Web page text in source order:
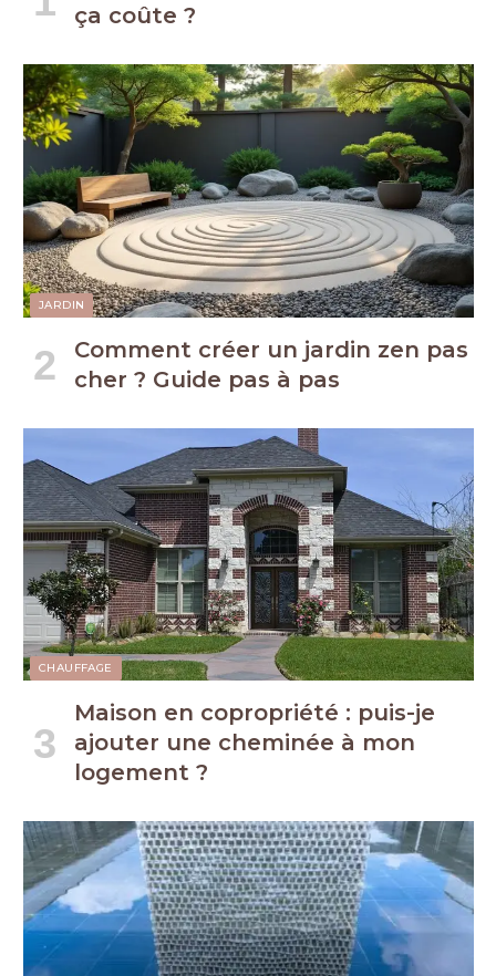
ça coûte ?
JARDIN
Comment créer un jardin zen pas
cher ? Guide pas à pas
CHAUFFAGE
Maison en copropriété : puis-je
ajouter une cheminée à mon
logement ?